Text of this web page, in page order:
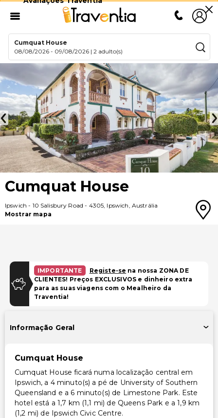
Cumquat House
08/08/2026 - 09/08/2026 |2 adulto(s)
Cumquat House
Ipswich - 10 Salisbury Road - 4305, Ipswich, Austrália
Mostrar mapa
IMPORTANTE Registe-se na nossa ZONA DE
CLIENTES! Preços EXCLUSIVOS e dinheiro extra
para as suas viagens com o Mealheiro da
Traventia!
Informação Geral
Cumquat House
Cumquat House ficará numa localização central em
Ipswich, a 4 minuto(s) a pé de University of Southern
Queensland e a 6 minuto(s) de Limestone Park. Este
hotel está a 1,7 km (1,1 mi) de Queens Park e a 1,9 km
(1,2 mi) de Ipswich Civic Centre.